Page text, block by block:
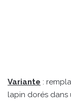
Variante :
lapin dorés dans